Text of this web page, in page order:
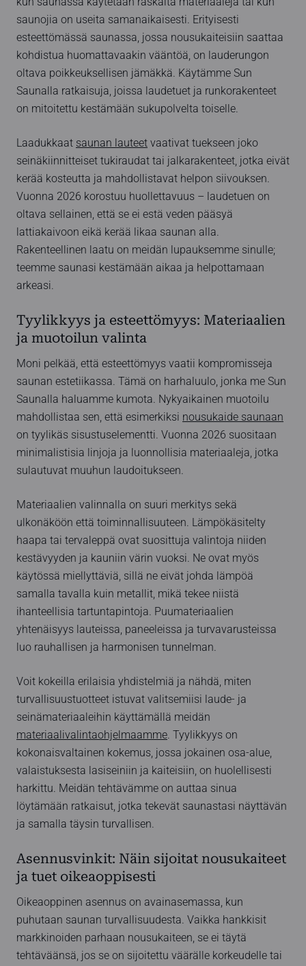
saunojia on useita samanaikaisesti. Erityisesti
esteettömässä saunassa, jossa nousukaiteisiin saattaa
kohdistua huomattavaakin vääntöä, on lauderungon
oltava poikkeuksellisen jämäkkä. Käytämme Sun
Saunalla ratkaisuja, joissa laudetuet ja runkorakenteet
on mitoitettu kestämään sukupolvelta toiselle.
Laadukkaat saunan lauteet vaativat tuekseen joko
seinäkiinnitteiset tukiraudat tai jalkarakenteet, jotka eivät
kerää kosteutta ja mahdollistavat helpon siivouksen.
Vuonna 2026 korostuu huollettavuus – laudetuen on
oltava sellainen, että se ei estä veden pääsyä
lattiakaivoon eikä kerää likaa saunan alla.
Rakenteellinen laatu on meidän lupauksemme sinulle;
teemme saunasi kestämään aikaa ja helpottamaan
arkeasi.
Tyylikkyys ja esteettömyys: Materiaalien
ja muotoilun valinta
Moni pelkää, että esteettömyys vaatii kompromisseja
saunan estetiikassa. Tämä on harhaluulo, jonka me Sun
Saunalla haluamme kumota. Nykyaikainen muotoilu
mahdollistaa sen, että esimerkiksi nousukaide saunaan
on tyylikäs sisustuselementti. Vuonna 2026 suositaan
minimalistisia linjoja ja luonnollisia materiaaleja, jotka
sulautuvat muuhun laudoitukseen.
Materiaalien valinnalla on suuri merkitys sekä
ulkonäköön että toiminnallisuuteen. Lämpökäsitelty
haapa tai tervaleppä ovat suosittuja valintoja niiden
kestävyyden ja kauniin värin vuoksi. Ne ovat myös
käytössä miellyttäviä, sillä ne eivät johda lämpöä
samalla tavalla kuin metallit, mikä tekee niistä
ihanteellisia tartuntapintoja. Puumateriaalien
yhtenäisyys lauteissa, paneeleissa ja turvavarusteissa
luo rauhallisen ja harmonisen tunnelman.
Voit kokeilla erilaisia yhdistelmiä ja nähdä, miten
turvallisuustuotteet istuvat valitsemiisi laude- ja
seinämateriaaleihin käyttämällä meidän
materiaalivalintaohjelmaamme. Tyylikkyys on
kokonaisvaltainen kokemus, jossa jokainen osa-alue,
valaistuksesta lasiseiniin ja kaiteisiin, on huolellisesti
harkittu. Meidän tehtävämme on auttaa sinua
löytämään ratkaisut, jotka tekevät saunastasi näyttävän
ja samalla täysin turvallisen.
Asennusvinkit: Näin sijoitat nousukaiteet
ja tuet oikeaoppisesti
Oikeaoppinen asennus on avainasemassa, kun
puhutaan saunan turvallisuudesta. Vaikka hankkisit
markkinoiden parhaan nousukaiteen, se ei täytä
tehtäväänsä, jos se on sijoitettu väärälle korkeudelle tai